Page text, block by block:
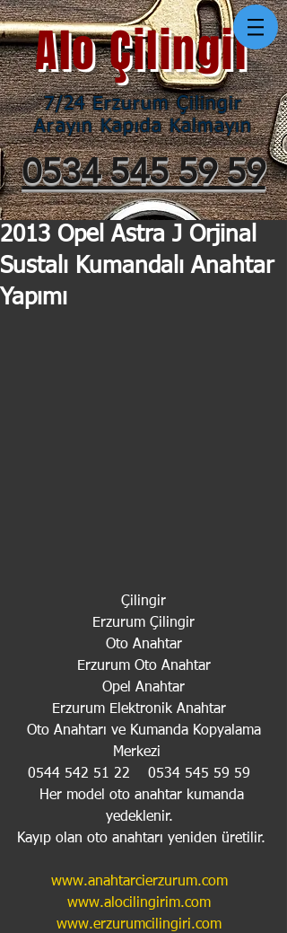
0534 545 59 59
Alo Çilingir
7/24 Erzurum Çilingir
Arayın Kapıda Kalmayın
2013 Opel Astra J Orjinal
Sustalı Kumandalı Anahtar
Yapımı
Çilingir
Erzurum Çilingir
Oto Anahtar
Erzurum Oto Anahtar
Opel Anahtar
Erzurum Elektronik Anahtar
Merkezi
0544 542 51 22    0534 545 59 59
Her model oto anahtar kumanda
yedeklenir.
Kayıp olan oto anahtarı yeniden üretilir.
www.anahtarcierzurum.com
www.alocilingirim.com
www.erzurumcilingiri.com